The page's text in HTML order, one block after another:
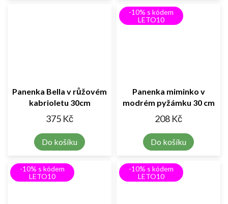
Panenka Bella v růžovém
kabrioletu 30cm
375 Kč
Do košíku
-10% s kódem
LETO10
Panenka miminko v
modrém pyžámku 30 cm
208 Kč
Do košíku
-10% s kódem
LETO10
-10% s kódem
LETO10